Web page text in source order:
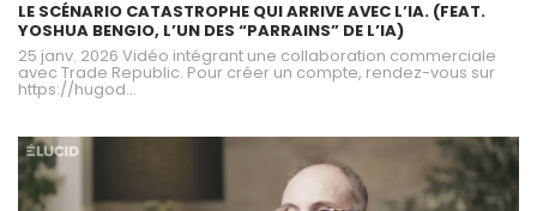
LE SCÉNARIO CATASTROPHE QUI ARRIVE AVEC L’IA. (FEAT.
YOSHUA BENGIO, L’UN DES “PARRAINS” DE L’IA)
25 janv. 2026 Vidéo intégrant une collaboration commerciale
avec Trade Republic. Pour créer un compte, rendez-vous sur
https://hugod...